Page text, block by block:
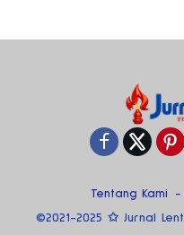
Tentang Kami
©2021-2025 ✩ Jurnal